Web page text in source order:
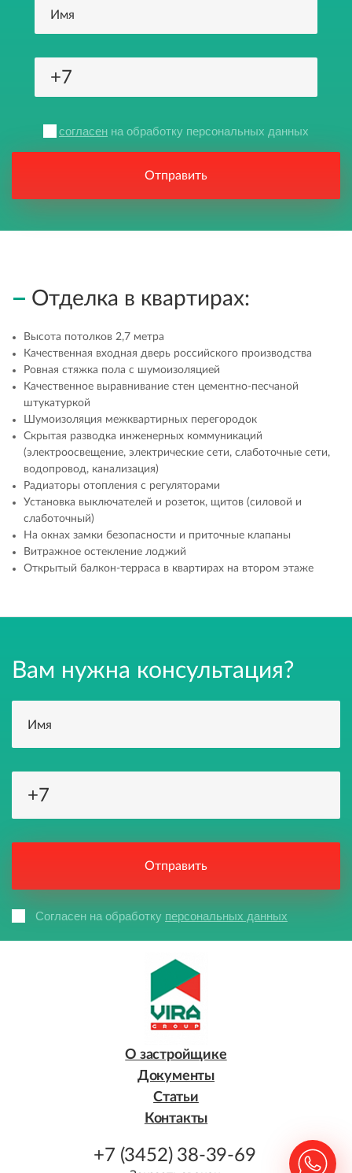
согласен на обработку персональных данных
Отправить
Отделка в квартирах:
Высота потолков 2,7 метра
Качественная входная дверь российского производства
Ровная стяжка пола с шумоизоляцией
Качественное выравнивание стен цементно-песчаной
штукатуркой
Шумоизоляция межквартирных перегородок
Скрытая разводка инженерных коммуникаций
(электроосвещение, электрические сети, слаботочные сети,
водопровод, канализация)
Радиаторы отопления с регуляторами
Установка выключателей и розеток, щитов (силовой и
слаботочный)
На окнах замки безопасности и приточные клапаны
Витражное остекление лоджий
Открытый балкон-терраса в квартирах на втором этаже
Вам нужна консультация?
Согласен на обработку персональных данных
О застройщике
Документы
Статьи
Контакты
+7 (3452) 38-39-69